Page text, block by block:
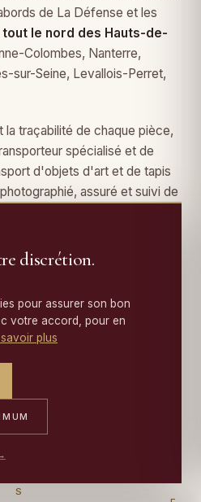
de La Défense et les
tout le nord des Hauts-de-
Colombes, Nanterre,
sur-Seine, Levallois-Perret,
la traçabilité de chaque pièce,
spécialisé et de
d'objets d'art et de tapis
assuré et suivi de
· TAPIS
S
discrétion.
pour assurer son bon
votre accord, pour en
plus